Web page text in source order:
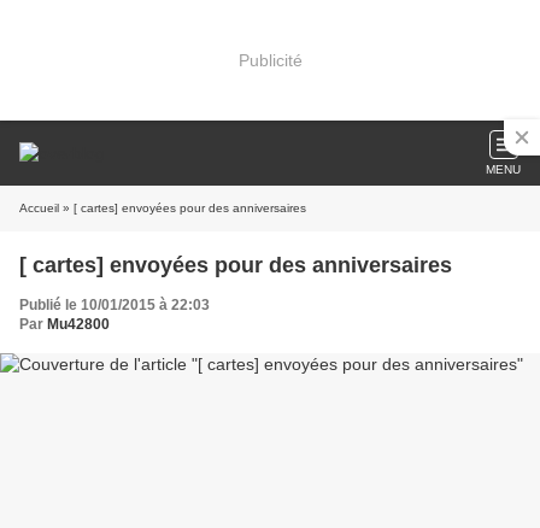
Publicité
MENU
Accueil » [ cartes] envoyées pour des anniversaires
[ cartes] envoyées pour des anniversaires
Publié le 10/01/2015 à 22:03
Par Mu42800